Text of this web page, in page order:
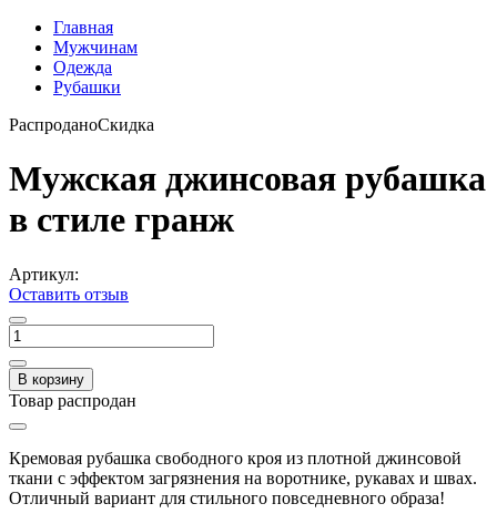
Главная
Мужчинам
Одежда
Рубашки
РаспроданоСкидка
Мужская джинсовая рубашка
в стиле гранж
Артикул:
Оставить отзыв
В корзину
Товар распродан
Кремовая рубашка свободного кроя из плотной джинсовой
ткани с эффектом загрязнения на воротнике, рукавах и швах.
Отличный вариант для стильного повседневного образа!